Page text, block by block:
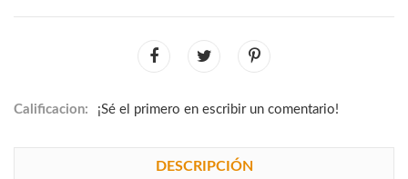
Calificacion: ¡Sé el primero en escribir un comentario!
DESCRIPCIÓN